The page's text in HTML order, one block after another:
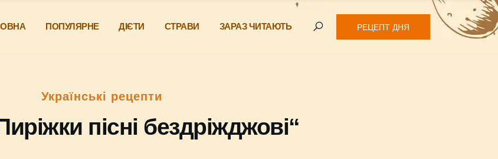
ПОПУЛЯРНЕ ДІЄТИ СТРАВИ ЗАРАЗ ЧИТАЮТЬ РЕЦЕПТ ДНЯ
Українські рецепти
пісні бездріжджові“